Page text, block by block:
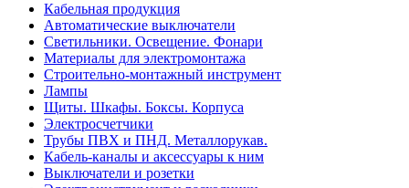
Кабельная продукция
Автоматические выключатели
Светильники. Освещение. Фонари
Материалы для электромонтажа
Строительно-монтажный инструмент
Лампы
Щиты. Шкафы. Боксы. Корпуса
Электросчетчики
Трубы ПВХ и ПНД. Металлорукав.
Кабель-каналы и аксессуары к ним
Выключатели и розетки